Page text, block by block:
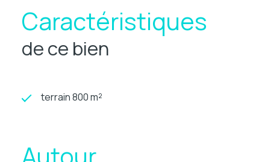
Caractéristiques
de ce bien
terrain 800 m²